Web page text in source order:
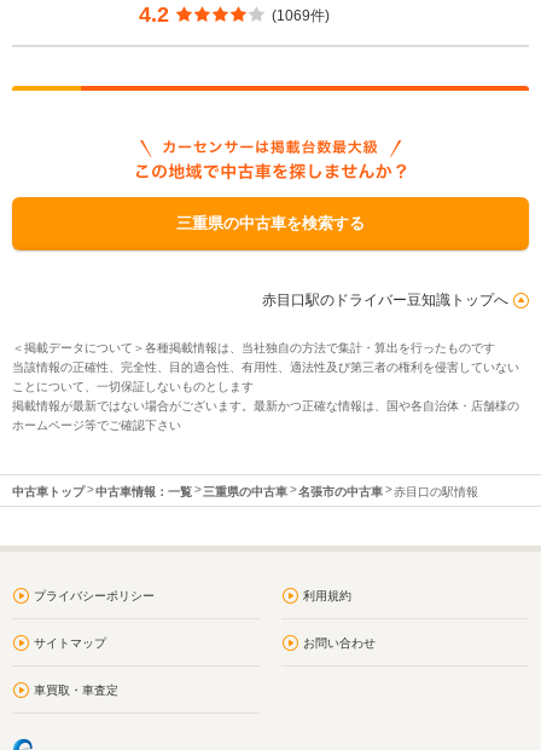
4.2 (1069件)
三重県の中古車を検索する
赤目口駅のドライバー豆知識トップへ
＜掲載データについて＞各種掲載情報は、当社独自の方法で集計・算出を行ったものです
当該情報の正確性、完全性、目的適合性、有用性、適法性及び第三者の権利を侵害していない
ことについて、一切保証しないものとします
掲載情報が最新ではない場合がございます。最新かつ正確な情報は、国や各自治体・店舗様の
ホームページ等でご確認下さい
中古車トップ 中古車情報：一覧 三重県の中古車 名張市の中古車 赤目口の駅情報
プライバシーポリシー 利用規約
サイトマップ お問い合わせ
車買取・車査定